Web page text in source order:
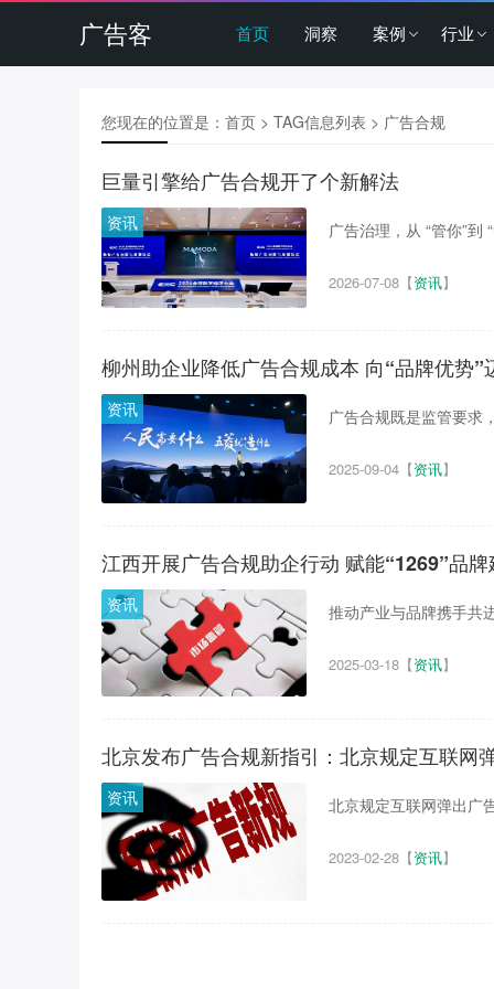
广告客 首页 洞察 案例 行业
您现在的位置是： 首页 > TAG信息列表 > 广告合规
巨量引擎给广告合规开了个新解法
资讯 广告治理，从 “管你”到
2026-07-08【资讯】
柳州助企业降低广告合规成本 向“品牌优势”
资讯 广告合规既是监管要求
2025-09-04【资讯】
江西开展广告合规助企行动 赋能“1269”品
资讯 推动产业与品牌携手共
2025-03-18【资讯】
北京发布广告合规新指引：北京规定互联网
资讯 北京规定互联网弹出广
2023-02-28【资讯】